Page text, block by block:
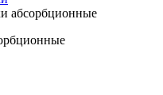
абсорбционные